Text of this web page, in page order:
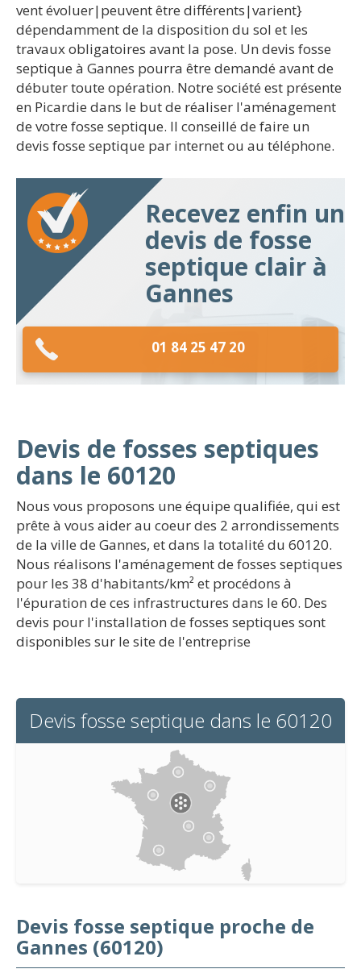
vent évoluer|peuvent être différents|varient}
dépendamment de la disposition du sol et les
travaux obligatoires avant la pose. Un devis fosse
septique à Gannes pourra être demandé avant de
débuter toute opération. Notre société est présente
en Picardie dans le but de réaliser l'aménagement
de votre fosse septique. Il conseillé de faire un
devis fosse septique par internet ou au téléphone.
Recevez enfin un
devis de fosse
septique clair à
Gannes
01 84 25 47 20
Devis de fosses septiques
dans le 60120
Nous vous proposons une équipe qualifiée, qui est
prête à vous aider au coeur des 2 arrondissements
de la ville de Gannes, et dans la totalité du 60120.
Nous réalisons l'aménagement de fosses septiques
pour les 38 d'habitants/km² et procédons à
l'épuration de ces infrastructures dans le 60. Des
devis pour l'installation de fosses septiques sont
disponibles sur le site de l'entreprise
Devis fosse septique dans le 60120
Devis fosse septique proche de
Gannes (60120)